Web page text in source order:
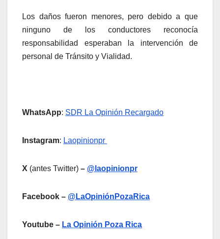
Los daños fueron menores, pero debido a que
ninguno de los conductores reconocía
responsabilidad esperaban la intervención de
personal de Tránsito y Vialidad.
WhatsApp: SDR La Opinión Recargado
Instagram: Laopinionpr
X (antes Twitter) – @laopinionpr
Facebook – @LaOpiniónPozaRica
Youtube – La Opinión Poza Rica